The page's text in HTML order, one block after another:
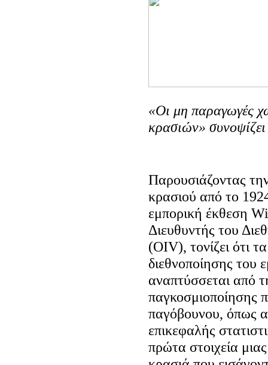
«Οι μη παραγωγές
κρασιών»
Παρουσιάζοντας
κρασιού από το
εμπορική έκθεση
Διευθυντής του
(OIV), τονίζει ότι
διεθνοποίησης του
αναπτύσσεται από
παγκοσμιοποίησης
παγόβουνου, όπως
επικεφαλής
πρώτα στοιχεία